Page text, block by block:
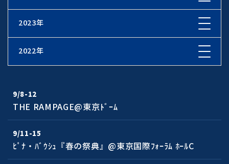
2023年
2022年
9/8-12
THE RAMPAGE@東京ﾄﾞｰﾑ
9/11-15
ﾋﾟﾅ・ﾊﾞｳｼｭ『春の祭典』@東京国際ﾌｫｰﾗﾑ ﾎｰﾙC